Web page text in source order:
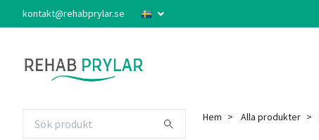
kontakt@rehabprylar.se
Hem Alla produkter